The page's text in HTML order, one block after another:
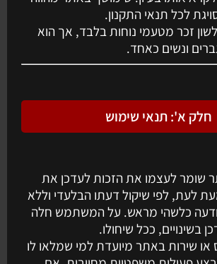
לכל תנאי התקנון.
זכר מטעמי נוחות בלבד, אך הוא
ונשים כאחד.
חלק א': תנאי שימוש
שומר לעצמו את הזכות לעדכן את
לעת, לפי שיקול דעתו הבלעדי וללא
כלשהי מראש. על המשתמש חלה
בשינויים, ככל שיחולו.
או שירות באתר מיועדת למי שמלאו לו